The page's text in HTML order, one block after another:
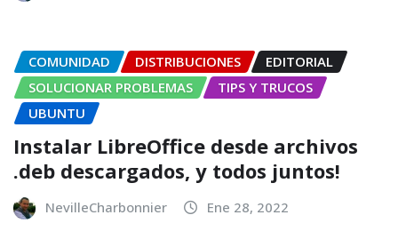
COMUNIDAD DISTRIBUCIONES
EDITORIAL
SOLUCIONAR PROBLEMAS
TIPS Y TRUCOS
UBUNTU
Instalar LibreOffice desde archivos
.deb descargados, y todos juntos!
NevilleCharbonnier Ene 28, 2022